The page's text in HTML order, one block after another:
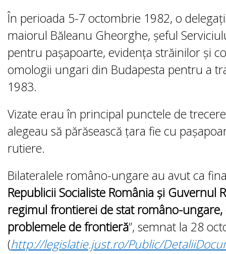
În perioada 5-7 octombrie 1982, o
maiorul Băleanu Gheorghe, șeful
pentru pașapoarte, evidența străinilor și
omologii ungari din Budapesta pentru a
1983.
Vizate erau în principal punctele de
alegeau să părăsească țara fie cu
rutiere.
Bilateralele româno-ungare au avut ca
Republicii Socialiste România şi Guvernul
regimul frontierei de stat româno-
problemele de frontieră”, semnat la 28
(http://legislatie.just.ro/Public/